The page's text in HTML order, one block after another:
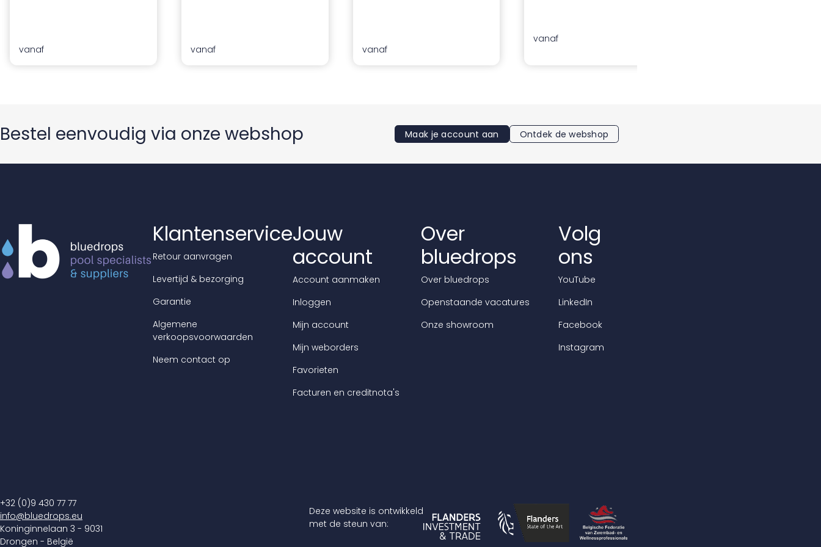
vanaf vanaf vanaf
vanaf
Bestel eenvoudig via onze webshop Maak je account aan Ontdek de webshop
Klantenservice
Retour aanvragen
Levertijd & bezorging
Garantie
Algemene
verkoopsvoorwaarden
Neem contact op
Jouw
account
Account aanmaken
Inloggen
Mijn account
Mijn weborders
Favorieten
Facturen en creditnota's
Over
bluedrops
Over bluedrops
Openstaande vacatures
Onze showroom
Volg
ons
YouTube
LinkedIn
Facebook
Instagram
+32 (0)9 430 77 77
info@bluedrops.eu
Koninginnelaan 3 - 9031
Drongen - België
Deze website is ontwikkeld
met de steun van: